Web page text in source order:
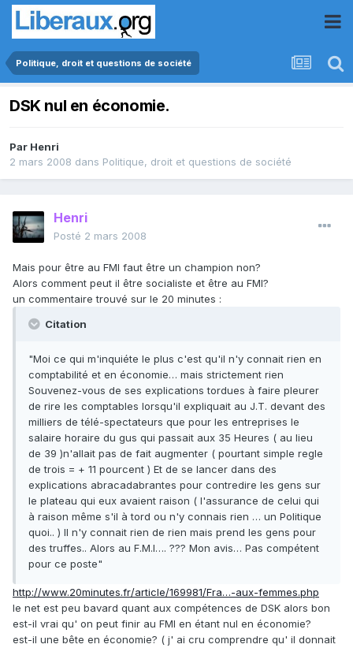
Politique, droit et questions de société
DSK nul en économie.
Par Henri
2 mars 2008 dans Politique, droit et questions de société
Henri
Posté 2 mars 2008
Mais pour être au FMI faut être un champion non?
Alors comment peut il être socialiste et être au FMI?
un commentaire trouvé sur le 20 minutes :
Citation
"Moi ce qui m'inquiéte le plus c'est qu'il n'y connait rien en
comptabilité et en économie… mais strictement rien
Souvenez-vous de ses explications tordues à faire pleurer
de rire les comptables lorsqu'il expliquait au J.T. devant des
milliers de télé-spectateurs que pour les entreprises le
salaire horaire du gus qui passait aux 35 Heures ( au lieu
de 39 )n'allait pas de fait augmenter ( pourtant simple regle
de trois = + 11 pourcent ) Et de se lancer dans des
explications abracadabrantes pour contredire les gens sur
le plateau qui eux avaient raison ( l'assurance de celui qui
à raison même s'il à tord ou n'y connais rien … un Politique
quoi.. ) Il n'y connait rien de rien mais prend les gens pour
des truffes.. Alors au F.M.I…. ??? Mon avis… Pas compétent
pour ce poste"
http://www.20minutes.fr/article/169981/Fra…-aux-femmes.php
le net est peu bavard quant aux compétences de DSK alors bon
est-il vrai qu' on peut finir au FMI en étant nul en économie?
est-il une bête en économie? ( j' ai cru comprendre qu' il donnait